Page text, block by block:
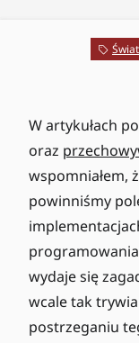
W artykułach
oraz
wspomniałem,
powinniśmy
wydaje się
wcale tak
postrzeganiu